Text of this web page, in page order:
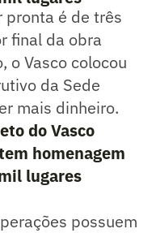
pronta é de três
final da obra
o Vasco colocou
da Sede
mais dinheiro.
do Vasco
homenagem
lugares
possuem